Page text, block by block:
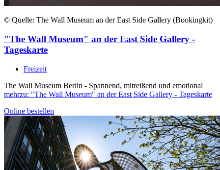
© Quelle: The Wall Museum an der East Side Gallery (Bookingkit)
"The Wall Museum" an der East Side Gallery -
Tageskarte
Freizeit
The Wall Museum Berlin - Spannend, mitreißend und emotional
mehrzu: "The Wall Museum" an der East Side Gallery - Tageskarte
Online bestellen